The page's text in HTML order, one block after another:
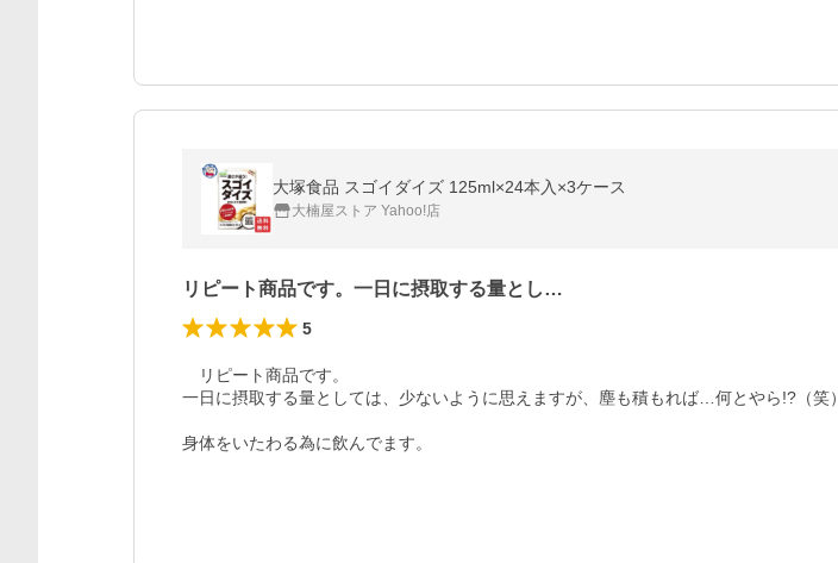
大塚食品 スゴイダイズ 125ml×24本入×3ケース
大楠屋ストア Yahoo!店
リピート商品です。一日に摂取する量とし…
5
リピート商品です。
一日に摂取する量としては、少ないように思えますが、塵も積もれば…何とやら!?（笑）
身体をいたわる為に飲んでます。